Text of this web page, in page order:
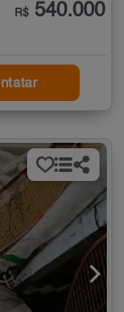
R$ 540.000